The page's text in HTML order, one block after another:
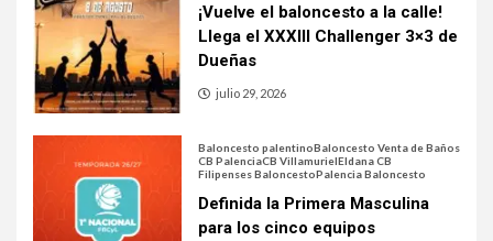
¡Vuelve el baloncesto a la calle!
Llega el XXXIII Challenger 3×3 de
Dueñas
julio 29, 2026
Baloncesto palentinoBaloncesto Venta de Baños
CB PalenciaCB VillamurielEldana CB
Filipenses BaloncestoPalencia Baloncesto
Definida la Primera Masculina
para los cinco equipos